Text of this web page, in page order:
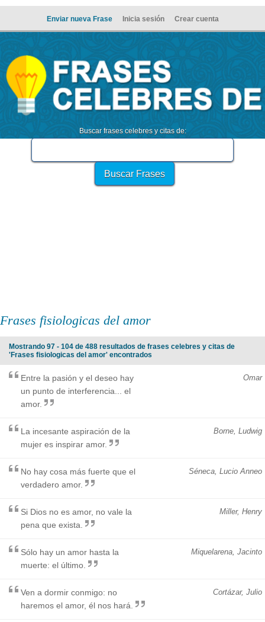
Enviar nueva Frase Inicia sesión Crear cuenta
Buscar frases celebres y citas de:
Frases fisiologicas del amor
Mostrando 97 - 104 de 488 resultados de frases celebres y citas de
'Frases fisiologicas del amor' encontrados
Omar
Entre la pasión y el deseo hay
un punto de interferencia... el
amor.
Borne, Ludwig
La incesante aspiración de la
mujer es inspirar amor.
Séneca, Lucio Anneo
No hay cosa más fuerte que el
verdadero amor.
Miller, Henry
Si Dios no es amor, no vale la
pena que exista.
Miquelarena, Jacinto
Sólo hay un amor hasta la
muerte: el último.
Cortázar, Julio
Ven a dormir conmigo: no
haremos el amor, él nos hará.